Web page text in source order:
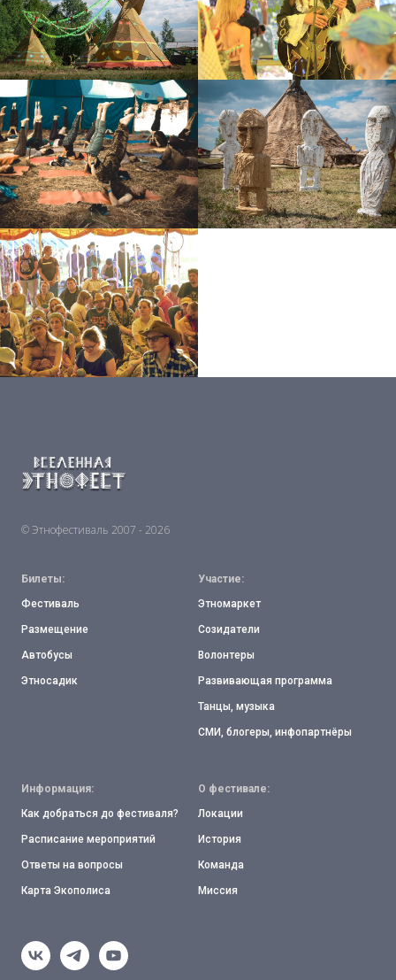
© Этнофестиваль 2007 - 2026
Билеты:
Фестиваль
Размещение
Автобусы
Этносадик
Участие:
Этномаркет
Созидатели
Волонтеры
Развивающая программа
Танцы, музыка
СМИ, блогеры, инфопартнёры
Информация:
Как добраться до фестиваля?
Расписание мероприятий
Ответы на вопросы
Карта Экополиса
О фестивале:
Локации
История
Команда
Миссия